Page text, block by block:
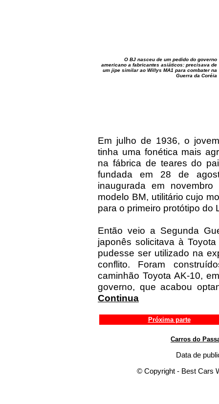
O BJ nasceu de um pedido do governo
americano a fabricantes asiáticos: precisava de
um jipe similar ao Willys MA1 para combater na
Guerra da Coréia
Em julho de 1936, o
tinha uma fonética mais
na fábrica de teares do
fundada em 28 de
inaugurada em
modelo BM, utilitário cujo
para o primeiro protótipo do
Então veio a Segunda
japonês solicitava à
pudesse ser utilizado na
conflito. Foram
caminhão Toyota AK-10,
governo, que acabou
Continua
Próxima parte
Carros do
Data de
© Copyright - Best Cars